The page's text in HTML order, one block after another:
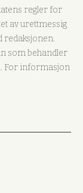
regler for
av urettmessig
redaksjonen.
som behandler
For informasjon